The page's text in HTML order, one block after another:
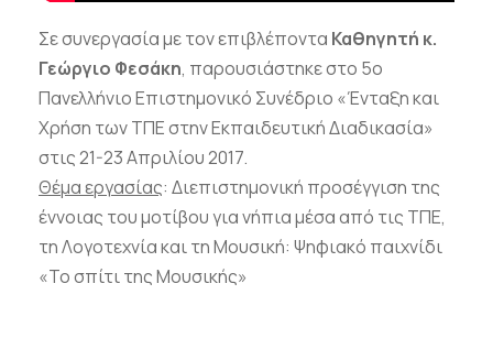
Σε συνεργασία με τον επιβλέποντα Καθηγητή κ.
Γεώργιο Φεσάκη, παρουσιάστηκε στο 5ο
Πανελλήνιο Επιστημονικό Συνέδριο «Ένταξη και
Χρήση των ΤΠΕ στην Εκπαιδευτική Διαδικασία»
στις 21-23 Απριλίου 2017.
Θέμα εργασίας: Διεπιστημονική προσέγγιση της
έννοιας του μοτίβου για νήπια μέσα από τις ΤΠΕ,
τη Λογοτεχνία και τη Μουσική: Ψηφιακό παιχνίδι
«Το σπίτι της Μουσικής»